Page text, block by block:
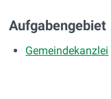
Aufgabengebiet
Gemeindekanzlei